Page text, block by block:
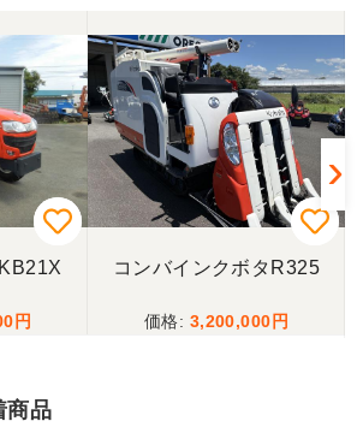
明久
くまでに 時間が掛かってしまって
き有り難うございました。
進悦
がなかったので、残念ですが、こちら
ルのメールを送った。
た。
コンバインクボタR325
3,200,000
商品